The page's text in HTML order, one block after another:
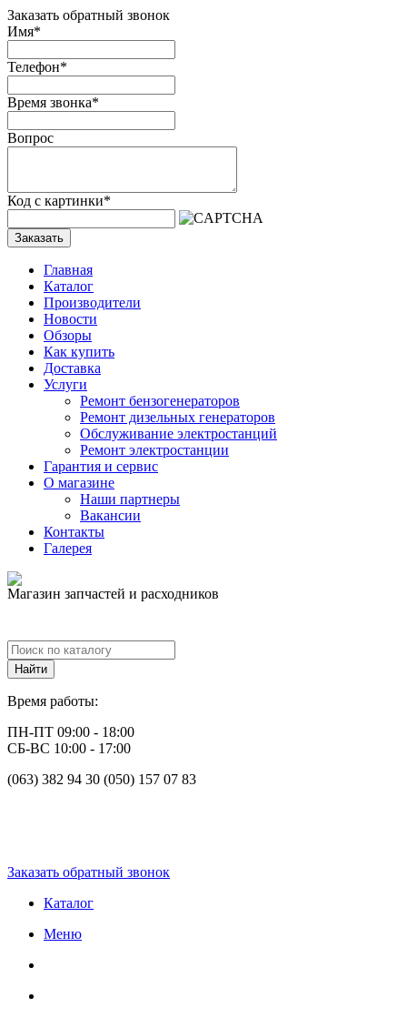
Заказать обратный звонок
Имя*
Телефон*
Время звонка*
Вопрос
Код с картинки*
Заказать
Главная
Каталог
Производители
Новости
Обзоры
Как купить
Доставка
Услуги
Ремонт бензогенераторов
Ремонт дизельных генераторов
Обслуживание электростанций
Ремонт электростанции
Гарантия и сервис
О магазине
Наши партнеры
Вакансии
Контакты
Галерея
Магазин запчастей и расходников
Время работы:
ПН-ПТ 09:00 - 18:00
СБ-ВС 10:00 - 17:00
(063) 382 94 30 (050) 157 07 83
Заказать обратный звонок
Каталог
Меню